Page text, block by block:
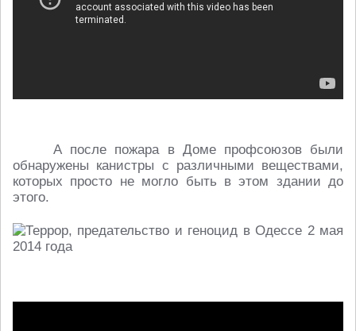
А после пожара в Доме профсоюзов были
обнаружены канистры с различными веществами,
которых просто не могло быть в этом здании до
этого.